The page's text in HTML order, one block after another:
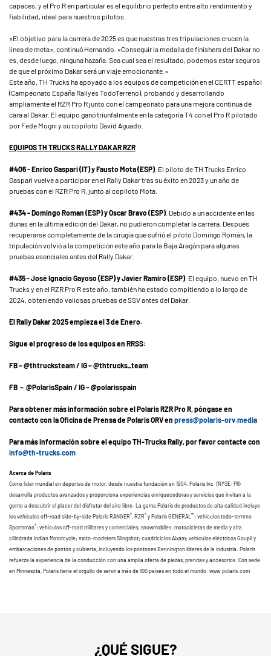
capaces, y el Pro R en particular es el equilibrio perfecto entre alto rendimiento y
fiabilidad, ideal para nuestros pilotos.
«El objetivo para la carrera de 2025 es que nuestras tres tripulaciones crucen la
línea de meta», continuó Hernando. «Conseguir la medalla de finishers del Dakar no
es, desde luego, ninguna hazaña. Sea cual sea el resultado, podemos estar seguros
de que el próximo Dakar será un viaje emocionante.»
Este año, TH Trucks ha apoyado a los equipos de competición en el CERTT español
(Campeonato España Rallyes TodoTerreno), probando y desarrollando
ampliamente el RZR Pro R junto con el campeonato para una mejora continua de
cara al Dakar. El equipo ganó triunfalmente en la categoría T4 con el Pro R pilotado
por Fede Mogni y su copiloto David Aguado.
EQUIPOS TH TRUCKS RALLY DAKAR RZR
#406 - Enrico Gaspari (IT) y Fausto Mota (ESP). El piloto de TH Trucks Enrico
Gaspari vuelve a participar en el Rally Dakar tras su éxito en 2023 y un año de
pruebas con el RZR Pro R, junto al copiloto Mota.
#434 - Domingo Roman (ESP) y Oscar Bravo (ESP). Debido a un accidente en las
dunas en la última edición del Dakar, no pudieron completar la carrera. Después
recuperarse completamente de la cirugía que sufrió el piloto Domingo Román, la
tripulación volvió a la competición este año para la Baja Aragón para algunas
pruebas esenciales antes del Rally Dakar.
#435 - José Ignacio Gayoso (ESP) y Javier Ramiro (ESP). El equipo, nuevo en TH
Trucks y en el RZR Pro R este año, también ha estado compitiendo a lo largo de
2024, obteniendo valiosas pruebas de SSV antes del Dakar.
El Rally Dakar 2025 empieza el 3 de Enero.
Sigue el progreso de los equipos en RRSS:
FB – @thtrucksteam / IG – @thtrucks_team
FB – @PolarisSpain / IG – @polarisspain
Para obtener más información sobre el Polaris RZR Pro R, póngase en
contacto con la Oficina de Prensa de Polaris ORV en press@polaris-orv.media
Para más información sobre el equipo TH-Trucks Rally, por favor contacte con
info@th-trucks.com
Acerca de Polaris
Como líder mundial en deportes de motor, desde nuestra fundación en 1954, Polaris Inc. (NYSE: PII)
desarrolla productos avanzados y proporciona experiencias enriquecedoras y servicios que invitan a la
gente a descubrir el placer del disfrutar del aire libre. La gama Polaris de productos de alta calidad incluye
los vehículos off-road side-by-side Polaris RANGER®, RZR® y Polaris GENERAL ™; vehículos todo-terreno
Sportsman®; vehículos off-road militares y comerciales; snowmobiles; motocicletas de media y alta
cilindrada Indian Motorcycle; moto-roadsters Slingshot; cuadriciclos Aixam; vehículos eléctricos Goupil y
embarcaciones de pontón y cubierta, incluyendo los pontones Bennington líderes de la industria. Polaris
refuerza la experiencia de la conducción con una amplia oferta de piezas, prendas y accesorios. Con sede
en Minnesota, Polaris tiene el orgullo de servir a más de 100 países en todo el mundo. www.polaris.com
¿QUÉ SIGUE?